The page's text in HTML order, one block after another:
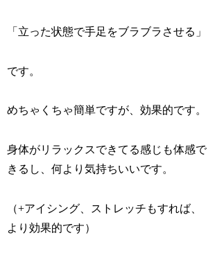
「立った状態で手足をブラブラさせる」
です。
めちゃくちゃ簡単ですが、効果的です。
身体がリラックスできてる感じも体感で
きるし、何より気持ちいいです。
（+アイシング、ストレッチもすれば、
より効果的です）